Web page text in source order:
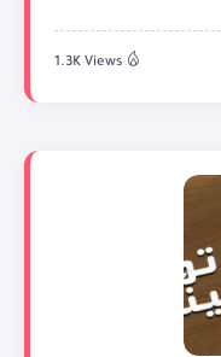
1.3K Views